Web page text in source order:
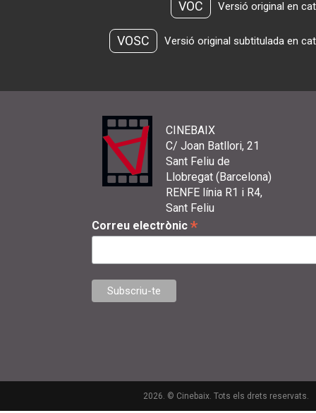
VOC Versió original en
VOSC Versió original subtitulada en
CINEBAIX
C/ Joan Batllori, 21
Sant Feliu de
Llobregat (Barcelona)
RENFE línia R1 i R4,
Sant Feliu
Correu electrònic *
2026. © Cinebaix. Tots els drets reservats.